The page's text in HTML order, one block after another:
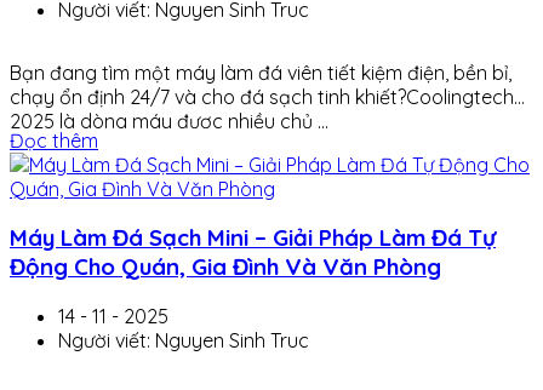
Người viết: Nguyen Sinh Truc
Bạn đang tìm một máy làm đá viên tiết kiệm điện, bền bỉ,
chạy ổn định 24/7 và cho đá sạch tinh khiết?Coolingtech
2025 là dòng máy được nhiều chủ ...
Đọc thêm
Máy Làm Đá Sạch Mini – Giải Pháp Làm Đá Tự
Động Cho Quán, Gia Đình Và Văn Phòng
14 - 11 - 2025
Người viết: Nguyen Sinh Truc